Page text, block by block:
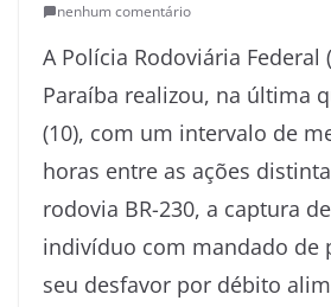
nenhum comentário
A Polícia Rodoviária Federal
Paraíba realizou, na última
(10), com um intervalo de
horas entre as ações
rodovia BR-230, a captura
indivíduo com mandado de
seu desfavor por débito